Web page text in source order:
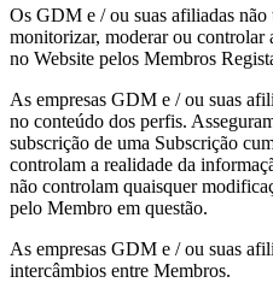
Os GDM e / ou suas afiliadas
monitorizar, moderar ou controlar
no Website pelos Membros
As empresas GDM e / ou suas
no conteúdo dos perfis.
subscrição de uma Subscrição
controlam a realidade da
não controlam quaisquer
pelo Membro em questão.
As empresas GDM e / ou suas
intercâmbios entre Membros.